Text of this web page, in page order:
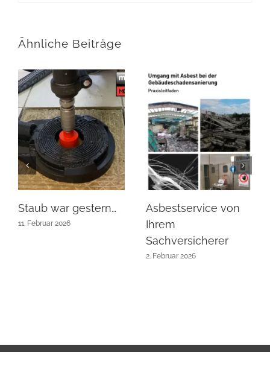
Ähnliche Beiträge
Staub war gestern…
11. Februar 2026
Asbestservice von
Ihrem
Sachversicherer
2. Februar 2026